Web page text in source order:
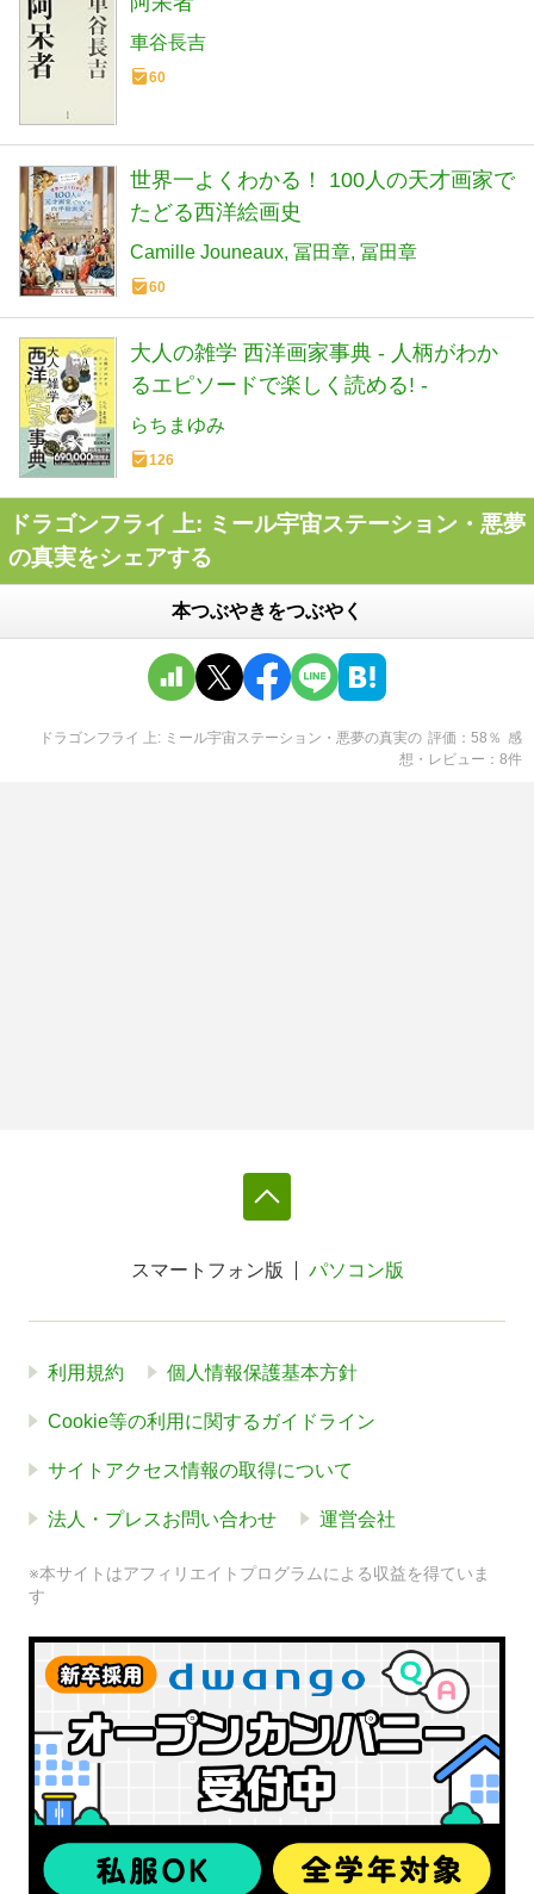
車谷長吉
60
世界一よくわかる！ 100人の天才画家で
たどる西洋絵画史
Camille Jouneaux 冨田章 冨田章
60
大人の雑学 西洋画家事典 - 人柄がわか
るエピソードで楽しく読める! -
らちまゆみ
126
ドラゴンフライ 上: ミール宇宙ステーション・悪夢
の真実をシェアする
本つぶやきをつぶやく
ドラゴンフライ 上: ミール宇宙ステーション・悪夢の真実の 評価 58 ％ 感
想・レビュー
8件
スマートフォン版 パソコン版
利用規約 個人情報保護基本方針
Cookie等の利用に関するガイドライン
サイトアクセス情報の取得について
法人・プレスお問い合わせ 運営会社
※本サイトはアフィリエイトプログラムによる収益を得ていま
す